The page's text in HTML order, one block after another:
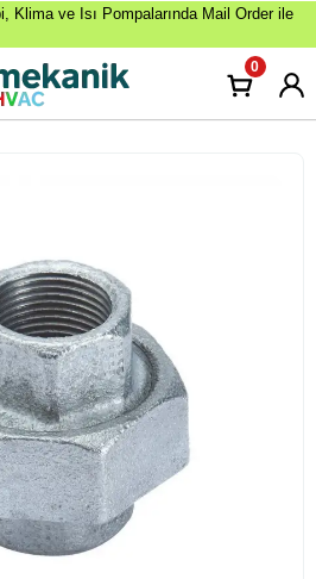
Klima ve Isı Pompalarında Mail Order ile
0